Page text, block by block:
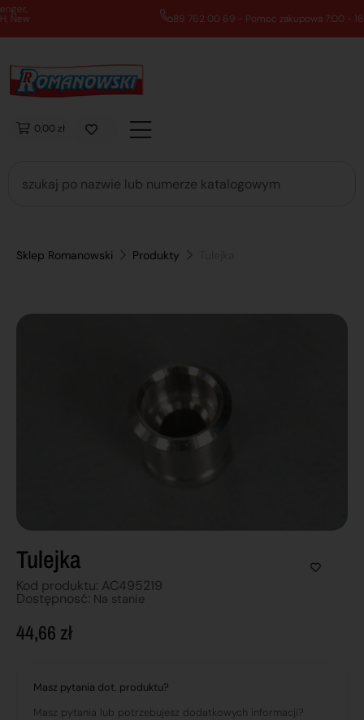
89 762 00 69 - Pomoc zakupowa 7:00 - 16:00
0,00 zł
Sklep Romanowski Produkty
Tulejka
Kod produktu: AC495219
Dostępnosć: Na stanie
44,66 zł
Masz pytania dot. produktu?
Masz pytania lub potrzebujesz dodatkowych informacji?